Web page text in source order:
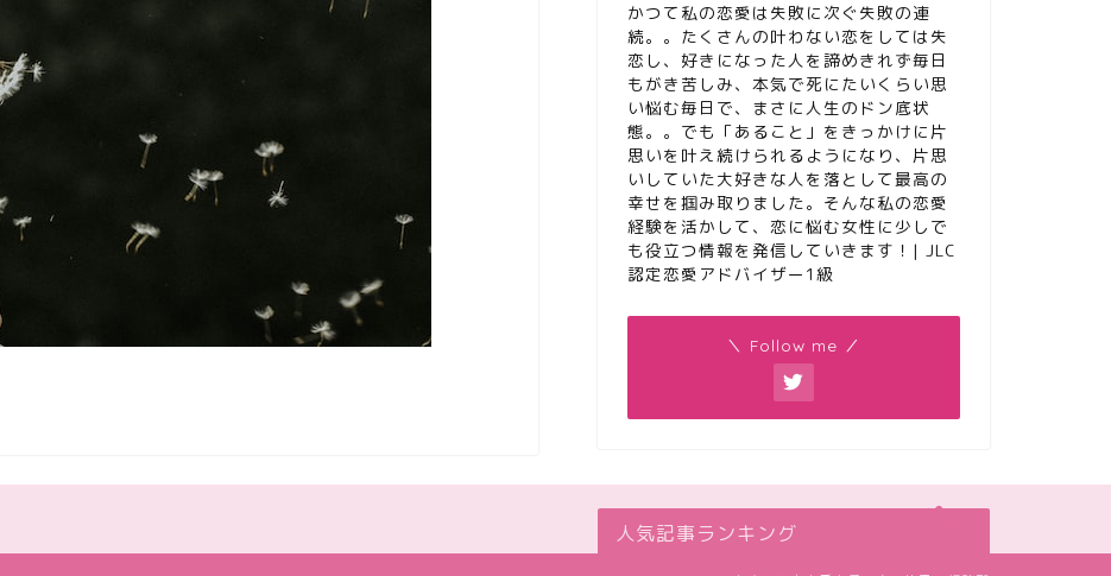
かつて私の恋愛は失敗に次ぐ失敗の連
続。。たくさんの叶わない恋をしては失
恋し、好きになった人を諦めきれず毎日
もがき苦しみ、本気で死にたいくらい思
い悩む毎日で、まさに人生のドン底状
態。。でも「あること」をきっかけに片
思いを叶え続けられるようになり、片思
いしていた大好きな人を落として最高の
幸せを掴み取りました。そんな私の恋愛
経験を活かして、恋に悩む女性に少しで
も役立つ情報を発信していきます！| JLC
認定恋愛アドバイザー1級
＼ Follow me ／
人気記事ランキング